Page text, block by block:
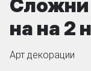
Сложни
на на 2
Арт декорации